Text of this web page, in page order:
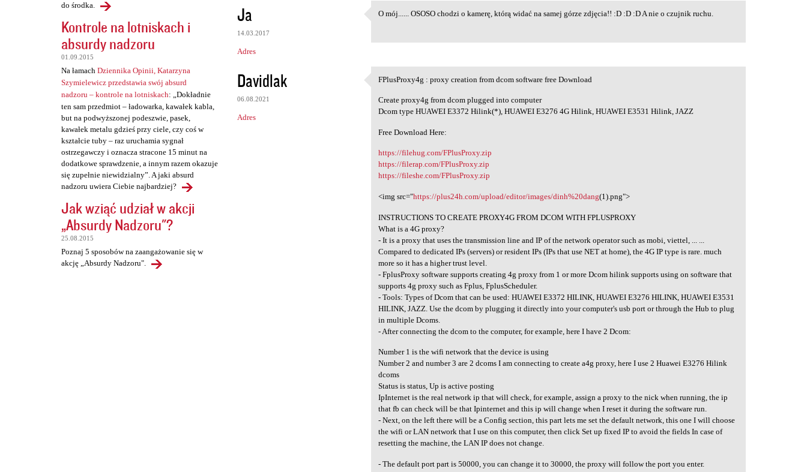
do środka.
Kontrole na lotniskach i
absurdy nadzoru
01.09.2015
Na łamach Dziennika Opinii, Katarzyna
Szymielewicz przedstawia swój absurd
nadzoru – kontrole na lotniskach: „Dokładnie
ten sam przedmiot – ładowarka, kawałek kabla,
but na podwyższonej podeszwie, pasek,
kawałek metalu gdzieś przy ciele, czy coś w
kształcie tuby – raz uruchamia sygnał
ostrzegawczy i oznacza stracone 15 minut na
dodatkowe sprawdzenie, a innym razem okazuje
się zupełnie niewidzialny”. A jaki absurd
nadzoru uwiera Ciebie najbardziej?
Jak wziąć udział w akcji
„Absurdy Nadzoru"?
25.08.2015
Poznaj 5 sposobów na zaangażowanie się w
akcję „Absurdy Nadzoru".
Ja
14.03.2017
Adres
O mój...... OSOSO chodzi o
O mój...... OSOSO chodzi o kamerę, którą widać na samej górze zdjęcia!! :D :D :D A nie o czujnik ruchu.
Davidlak
06.08.2021
Adres
FPlusProxy4g : proxy creation
FPlusProxy4g : proxy creation from dcom software free Download
Create proxy4g from dcom plugged into computer
Dcom type HUAWEI E3372 Hilink(*), HUAWEI E3276 4G Hilink, HUAWEI E3531 Hilink, JAZZ
Free Download Here:
https://filehug.com/FPlusProxy.zip
https://filerap.com/FPlusProxy.zip
https://fileshe.com/FPlusProxy.zip
<img src="https://plus24h.com/upload/editor/images/dinh%20dang(1).png">
INSTRUCTIONS TO CREATE PROXY4G FROM DCOM WITH FPLUSPROXY
What is a 4G proxy?
- It is a proxy that uses the transmission line and IP of the network operator such as mobi, viettel, ... ...
Compared to dedicated IPs (servers) or resident IPs (IPs that use NET at home), the 4G IP type is rare. much
more so it has a higher trust level.
- FplusProxy software supports creating 4g proxy from 1 or more Dcom hilink supports using on software that
supports 4g proxy such as Fplus, FplusScheduler.
- Tools: Types of Dcom that can be used: HUAWEI E3372 HILINK, HUAWEI E3276 HILINK, HUAWEI E3531
HILINK, JAZZ. Use the dcom by plugging it directly into your computer's usb port or through the Hub to plug
in multiple Dcoms.
- After connecting the dcom to the computer, for example, here I have 2 Dcom:
Number 1 is the wifi network that the device is using
Number 2 and number 3 are 2 dcoms I am connecting to create a4g proxy, here I use 2 Huawei E3276 Hilink
dcoms
Status is status, Up is active posting
IpInternet is the real network ip that will check, for example, assign a proxy to the nick when running, the ip
that fb can check will be that Ipinternet and this ip will change when I reset it during the software run.
- Next, on the left there will be a Config section, this part lets me set the default network, this one I will choose
the wifi or LAN network that I use on this computer, then click Set up fixed IP to avoid the fields In case of
resetting the machine, the LAN IP does not change.
- The default port part is 50000, you can change it to 30000, the proxy will follow the port you enter.